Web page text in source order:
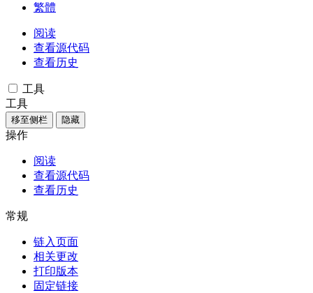
繁體
阅读
查看源代码
查看历史
工具
工具
移至侧栏 隐藏
操作
阅读
查看源代码
查看历史
常规
链入页面
相关更改
打印版本
固定链接